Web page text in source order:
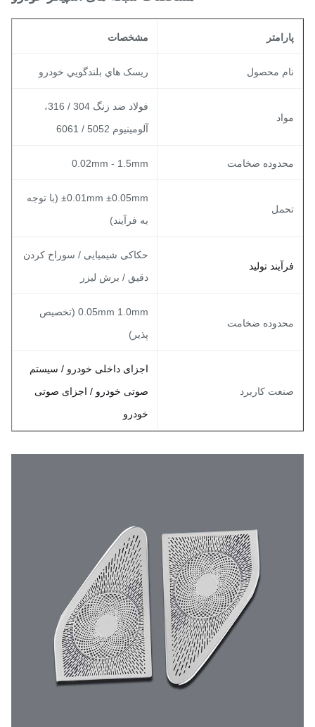
مشخصات
محصول ريسک هاي بلندگويي خودرو
فولاد ضد زنگ 304 / 316،
آلومینیوم 5052 / 6061
ضخامت 0.02mm - 1.5mm
±0.01mm ±0.05mm (با توجه
به فرآیند)
تولید
حکاکی شیمیایی / سوراخ کردن
دقیق / برش لیزر
ضخامت
0.05mm 1.0mm (تخصیص
کاربرد
اجزای داخلی خودرو / سیستم
صوتی خودرو / اجزای صوتی
خودرو